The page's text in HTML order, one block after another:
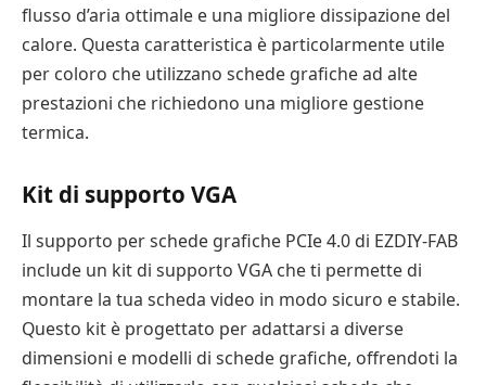
flusso d’aria ottimale e una migliore dissipazione del
calore. Questa caratteristica è particolarmente utile
per coloro che utilizzano schede grafiche ad alte
prestazioni che richiedono una migliore gestione
termica.
Kit di supporto VGA
Il supporto per schede grafiche PCIe 4.0 di EZDIY-FAB
include un kit di supporto VGA che ti permette di
montare la tua scheda video in modo sicuro e stabile.
Questo kit è progettato per adattarsi a diverse
dimensioni e modelli di schede grafiche, offrendoti la